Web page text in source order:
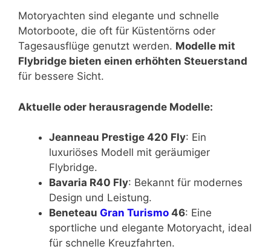
Motoryachten sind elegante und schnelle
Motorboote, die oft für Küstentörns oder
Tagesausflüge genutzt werden. Modelle mit
Flybridge bieten einen erhöhten Steuerstand
für bessere Sicht.
Aktuelle oder herausragende Modelle:
Jeanneau Prestige 420 Fly: Ein
luxuriöses Modell mit geräumiger
Flybridge.
Bavaria R40 Fly: Bekannt für modernes
Design und Leistung.
Beneteau Gran Turismo 46: Eine
sportliche und elegante Motoryacht, ideal
für schnelle Kreuzfahrten.